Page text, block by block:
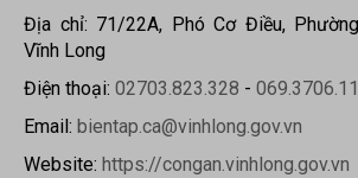
Địa chỉ: 71/22A, Phó Cơ Điều,
Vĩnh Long
Điện thoại: 02703.823.328 -
Email: bientap.ca@vinhlong.gov.vn
Website: https://congan.vinhlong.gov.vn